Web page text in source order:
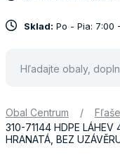
Sklad: Po - Pia: 7:00
Obal Centrum / Fľaše
310-71144 HDPE
HRANATÁ, BEZ